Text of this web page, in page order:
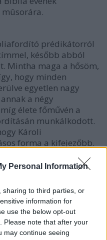
Personal Information
sharing to third parties, or
information for
use the below opt-out
Please note that after your
may continue seeing
prédikátorról
később abból
Mintha maga a hősöm,
hogy minden
egyetlen nagy
a négy
élete főművén a
munkálkodott.
Károli
forma a kifejezőbb.
vívódásait,
jelentőségű
(Tóth-Máthé Miklós
azokkal nekünk nincs
az irigység, abban